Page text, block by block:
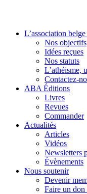
L’association belge
Nos objectifs
Idées reçues
Nos statuts
L’athéisme,
Contactez-
ABA Éditions
Livres
Revues
Commander
Actualités
Articles
Vidéos
Newsletters
Évènements
Nous soutenir
Devenir
Faire un don